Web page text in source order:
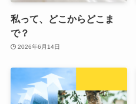
私って、どこからどこま
で？
2026年6月14日